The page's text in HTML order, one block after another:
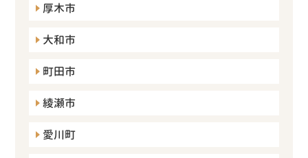
厚木市
大和市
町田市
綾瀬市
愛川町